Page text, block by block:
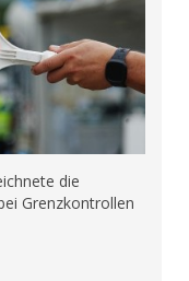
die
Grenzkontrollen